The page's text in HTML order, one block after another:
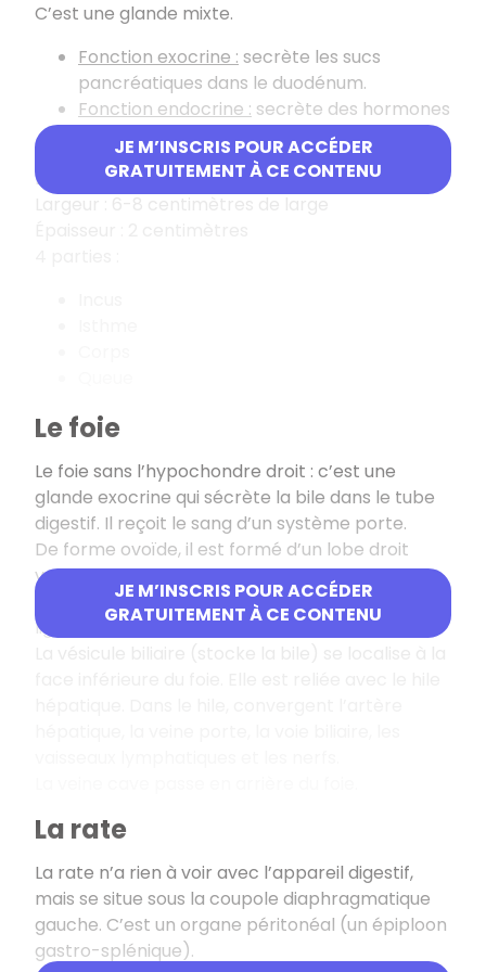
JE M’INSCRIS POUR ACCÉDER
GRATUITEMENT À CE CONTENU
C’est une glande mixte.
Fonction exocrine : secrète les sucs
pancréatiques dans le duodénum.
Fonction endocrine : secrète des hormones
(insuline et glucagon).
Longueur : 15-18 centimètres
Largeur : 6-8 centimètres de large
JE M’INSCRIS POUR ACCÉDER
GRATUITEMENT À CE CONTENU
Le foie
Le foie sans l’hypochondre droit : c’est une
glande exocrine qui sécrète la bile dans le tube
digestif. Il reçoit le sang d’un système porte.
De forme ovoïde, il est formé d’un lobe droit
volumineux et d’un lobe gauche plus petit.
La face supérieure est séparée en deux par le
ligament falciforme.
La rate
La rate n’a rien à voir avec l’appareil digestif,
mais se situe sous la coupole diaphragmatique
gauche. C’est un organe péritonéal (un épiploon
gastro-splénique).